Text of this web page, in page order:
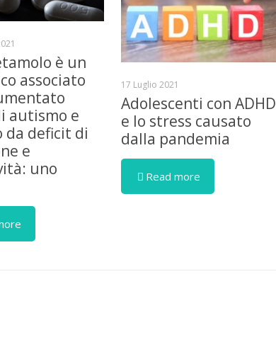
è un
associato
autismo e
da deficit di
e
uno
17 Luglio 2021
Adolescenti con ADHD
e lo stress causato
dalla pandemia
Read more